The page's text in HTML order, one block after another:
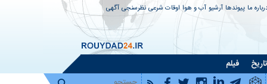
ما پیوندها آرشیو آب و هوا اوقات شرعی نظرسنجی آگهی
تاریخ فیلم